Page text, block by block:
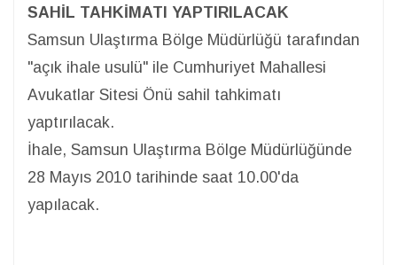
SAHİL TAHKİMATI YAPTIRILACAK
Samsun Ulaştırma Bölge Müdürlüğü tarafından
"açık ihale usulü" ile Cumhuriyet Mahallesi
Avukatlar Sitesi Önü sahil tahkimatı
yaptırılacak.
İhale, Samsun Ulaştırma Bölge Müdürlüğünde
28 Mayıs 2010 tarihinde saat 10.00'da
yapılacak.